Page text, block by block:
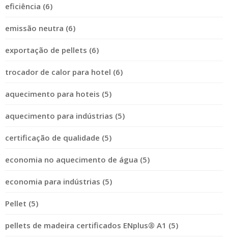
eficiência (6)
emissão neutra (6)
exportação de pellets (6)
trocador de calor para hotel (6)
aquecimento para hoteis (5)
aquecimento para indústrias (5)
certificação de qualidade (5)
economia no aquecimento de água (5)
economia para indústrias (5)
Pellet (5)
pellets de madeira certificados ENplus® A1 (5)